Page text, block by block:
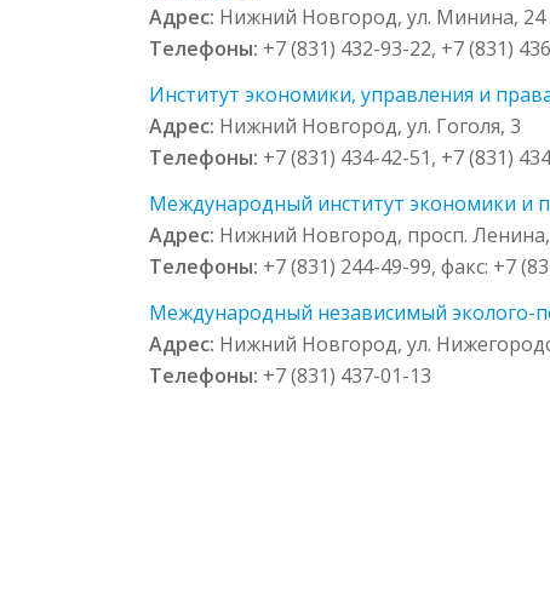
Адрес: Нижний Новгород, ул. Минина, 24
Телефоны: +7 (831) 432-93-22, +7 (831)
Институт экономики, управления и
Адрес: Нижний Новгород, ул. Гоголя, 3
Телефоны: +7 (831) 434-42-51, +7 (831)
Международный институт экономики и
Адрес: Нижний Новгород, просп. Ленина,
Телефоны: +7 (831) 244-49-99, факс: +7
Международный независимый эколого-
Адрес: Нижний Новгород, ул.
Телефоны: +7 (831) 437-01-13